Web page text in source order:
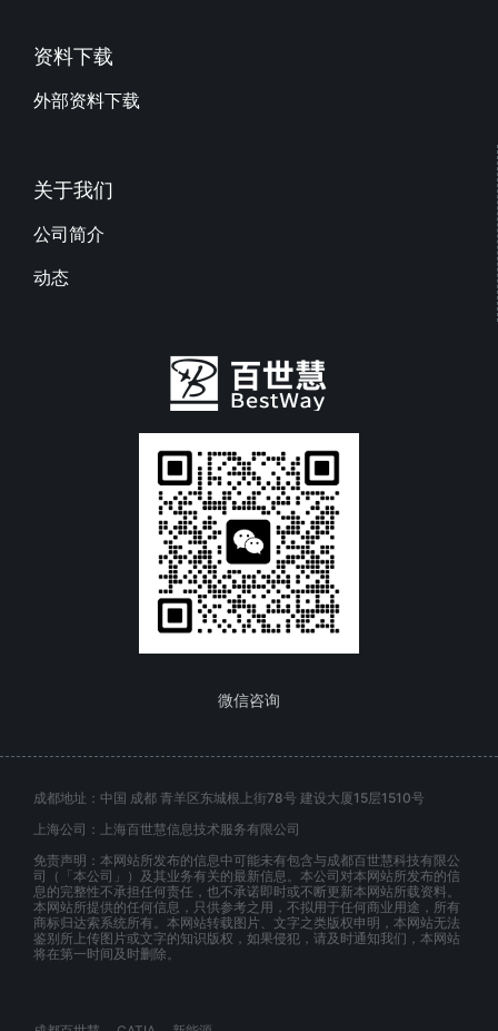
资料下载
外部资料下载
关于我们
公司简介
动态
微信咨询
成都地址：中国 成都 青羊区东城根上街78号 建设大厦15层1510号
上海公司：上海百世慧信息技术服务有限公司
免责声明：本网站所发布的信息中可能未有包含与成都百世慧科技有限公
司（「本公司」）及其业务有关的最新信息。本公司对本网站所发布的信
息的完整性不承担任何责任，也不承诺即时或不断更新本网站所载资料。
本网站所提供的任何信息，只供参考之用，不拟用于任何商业用途，所有
商标归达索系统所有。本网站转载图片、文字之类版权申明，本网站无法
鉴别所上传图片或文字的知识版权，如果侵犯，请及时通知我们，本网站
将在第一时间及时删除。